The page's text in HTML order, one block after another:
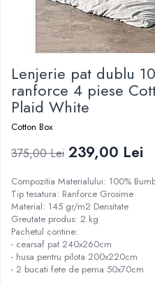
Lenjerie pat dublu
ranforce 4 piese
Plaid White
Cotton Box
375,00 Lei 239,00 Lei
Compozitia Materialului: 100%
Tip tesatura: Ranforce Grosime
Material: 145 gr/m2 Densitate
Greutate produs: 2 kg
Pachetul contine:
- cearsaf pat 240x260cm
- husa pentru pilota 200x220cm
- 2 bucati fete de perna 50x70cm